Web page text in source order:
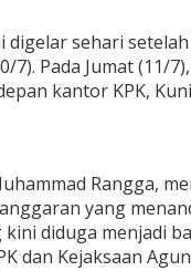
digelar sehari
7). Pada Jumat (11/
kantor KPK,
Rangga,
yang
diduga menjadi
dan Kejaksaan